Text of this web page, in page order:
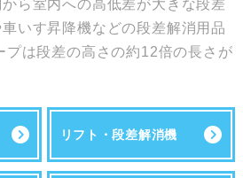
ら室内への高低差が大きな段差
いす昇降機などの段差解消用品
プは段差の高さの約12倍の長さが
リフト・段差解消機